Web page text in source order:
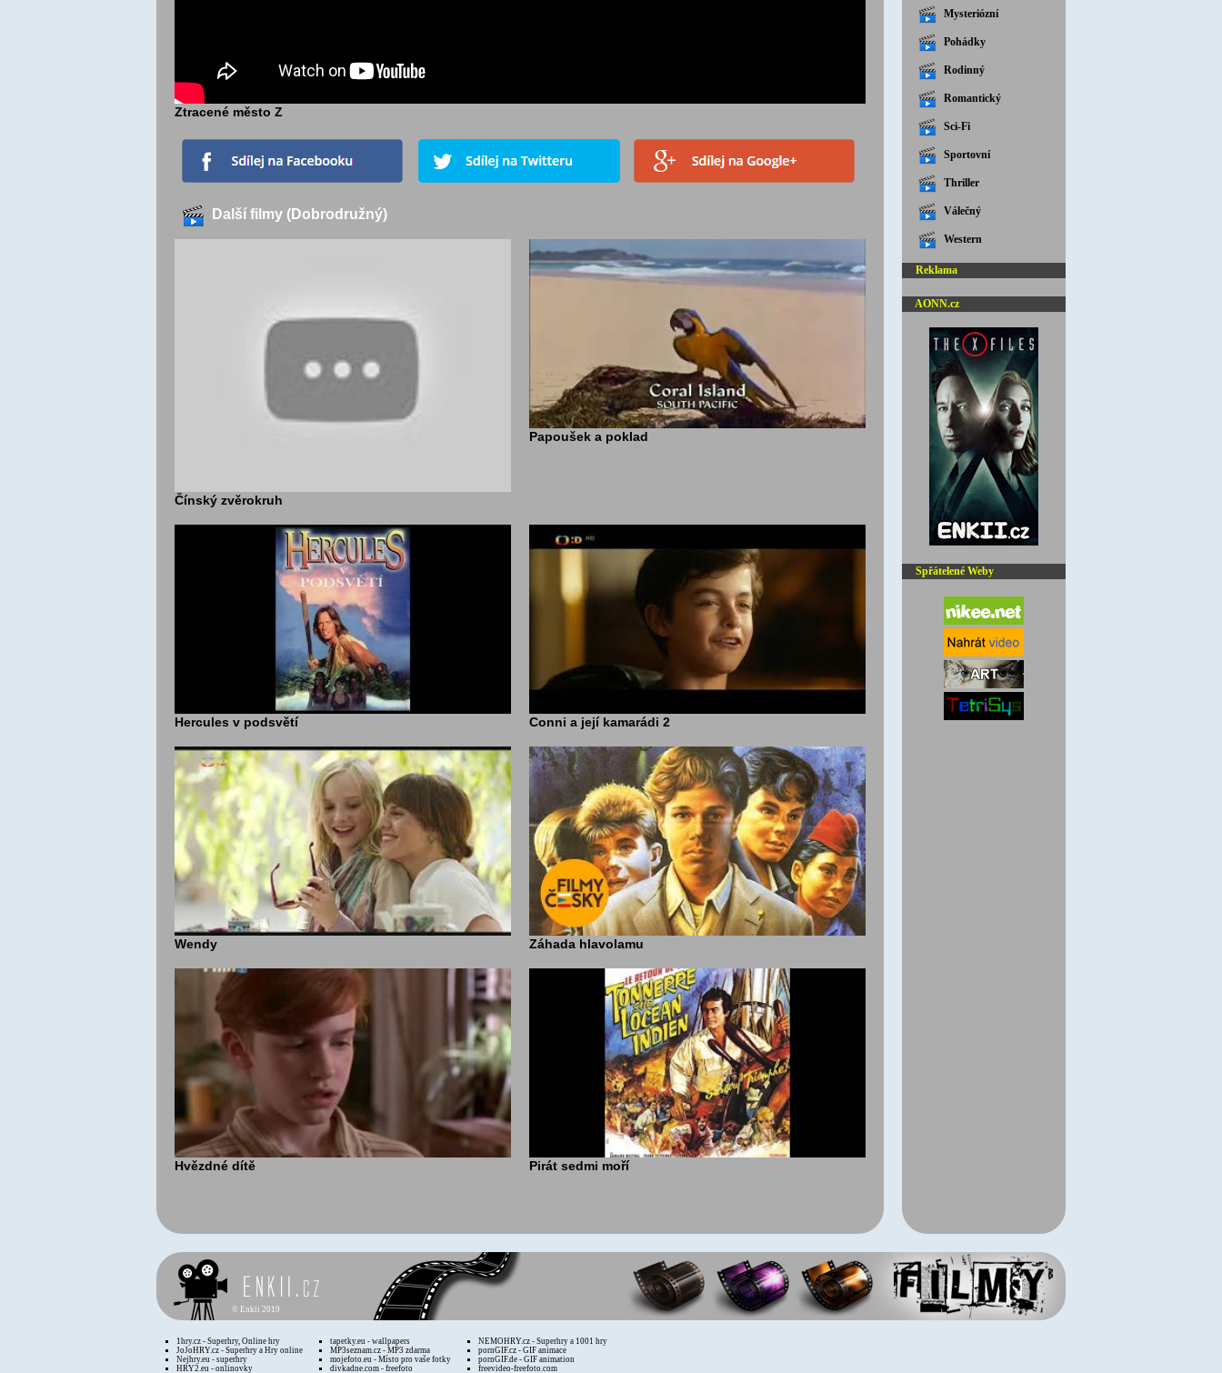
Ztracené město Z
Další filmy (Dobrodružný)
Čínský zvěrokruh
Papoušek a poklad
Hercules v podsvětí Conni a její kamarádi 2
Wendy Záhada hlavolamu
Hvězdné dítě Pirát sedmi moří
Mysteriózní
Pohádky
Rodinný
Romantický
Sci-Fi
Sportovní
Thriller
Válečný
Western
Reklama
AONN.cz
Spřátelené Weby
© Enkii 2019
1hry.cz - Superhry, Online hry
JoJoHRY.cz - Superhry a Hry online
Nejhry.eu - superhry
HRY2.eu - onlinovky
tapetky.eu - wallpapers
MP3seznam.cz - MP3 zdarma
mojefoto.eu - Místo pro vaše fotky
divkadne.com - freefoto
NEMOHRY.cz - Superhry a 1001 hry
pornGIF.cz - GIF animace
pornGIF.de - GIF animation
freevideo-freefoto.com